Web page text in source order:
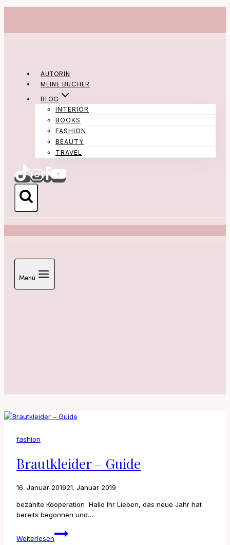
springen
AUTORIN
MEINE BÜCHER
BLOG
INTERIOR
BOOKS
FASHION
BEAUTY
TRAVEL
Menu
fashion
Brautkleider – Guide
16. Januar 201921. Januar 2019
bezahlte Kooperation Hallo Ihr Lieben, das neue Jahr hat
bereits begonnen und…
Weiterlesen
Brautkleider
–